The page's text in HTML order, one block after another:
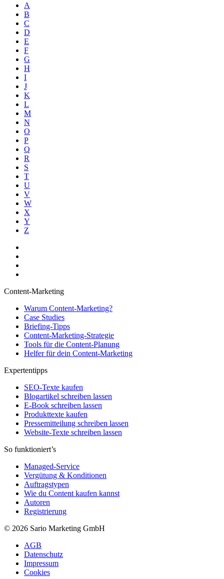
A
B
C
D
E
F
G
H
I
J
K
L
M
N
O
P
Q
R
S
T
U
V
W
X
Y
Z
Content-Marketing
Warum Content-Marketing?
Case Studies
Briefing-Tipps
Content-Marketing-Strategie
Tools für die Content-Planung
Helfer für dein Content-Marketing
Expertentipps
SEO-Texte kaufen
Blogartikel schreiben lassen
E-Book schreiben lassen
Produkttexte kaufen
Pressemitteilung schreiben lassen
Website-Texte schreiben lassen
So funktioniert’s
Managed-Service
Vergütung & Konditionen
Auftragstypen
Wie du Content kaufen kannst
Autoren
Registrierung
© 2026 Sario Marketing GmbH
AGB
Datenschutz
Impressum
Cookies